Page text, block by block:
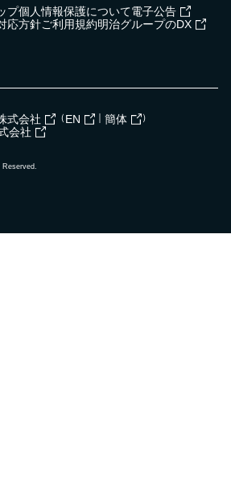
プ個人情報保護について電子公告
応方針ご利用規約明治グループのDX
式会社 （ EN 簡体 ）
会社